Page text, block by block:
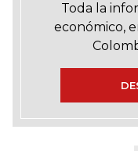
Toda la
económico,